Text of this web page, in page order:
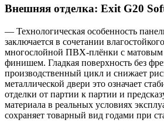
Внешняя отделка: Exit G20
— Технологическая особенность
заключается в сочетании
многослойной ПВХ-плёнки с матовым
финишем. Гладкая поверхность без
производственный цикл и снижает
металлической двери это означает
отделки от партии к партии и
материала в реальных условиях
сохраняет товарный вид годами при